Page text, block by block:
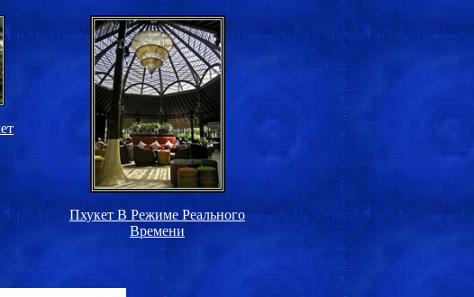
Пхукет В Режиме Реального
Времени